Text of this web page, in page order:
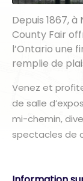
Depuis 1867,
County Fair
l’Ontario une
remplie de
Venez et
de salle
mi-chemin,
spectacles de